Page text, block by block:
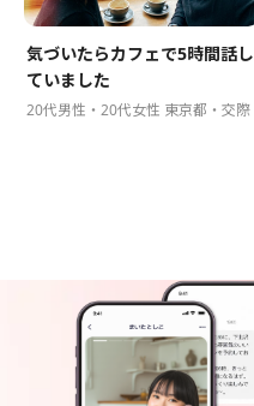
気づいたらカフェで5時間話し
ていました
20代男性・20代女性 東京都・交際